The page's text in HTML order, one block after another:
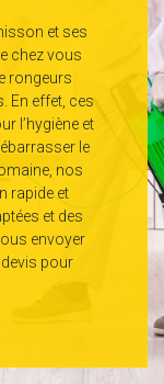
et ses
chez vous
rongeurs
En effet, ces
l’hygiène et
le
nos
rapide et
et des
envoyer
pour